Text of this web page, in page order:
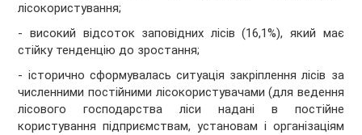
лісокористування;
- високий відсоток заповідних лісів (16,1%), який має
стійку тенденцію до зростання;
- історично сформувалась ситуація закріплення лісів за
численними постійними лісокористувачами (для ведення
лісового господарства ліси надані в постійне
користування підприємствам, установам і організаціям